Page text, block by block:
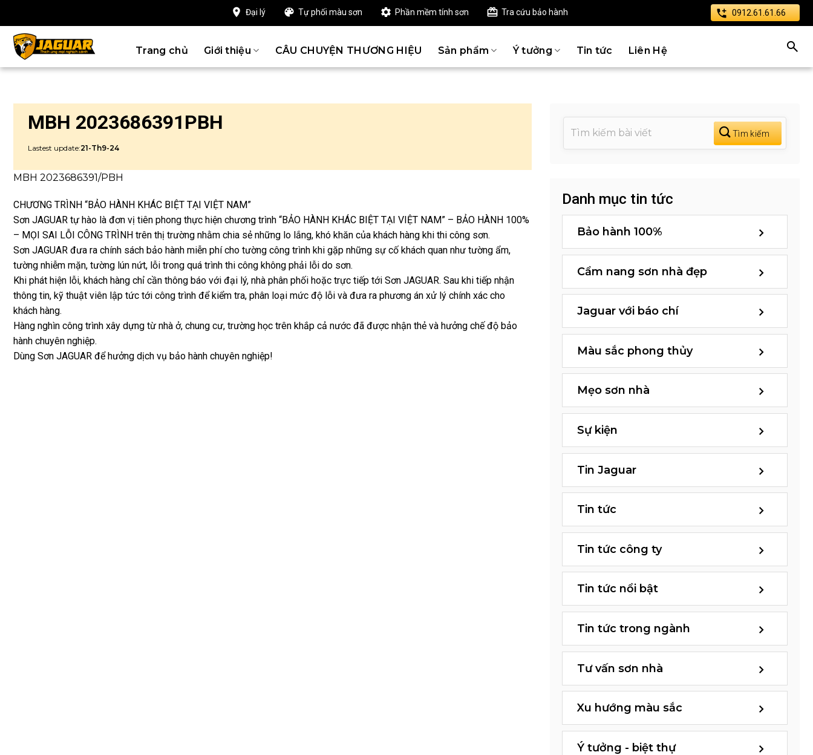
dung
Đại lý Tự phối màu sơn Phần mềm tính sơn Tra cứu bảo hành 0912.61.61.66
Trang chủ Giới thiệu CÂU CHUYỆN THƯƠNG HIỆU Sản phẩm Ý tưởng Tin tức Liên Hệ
MBH 2023686391PBH
Lastest update:21-Th9-24
MBH 2023686391/PBH
CHƯƠNG TRÌNH “BẢO HÀNH KHÁC BIỆT TẠI VIỆT NAM”
Sơn JAGUAR tự hào là đơn vị tiên phong thực hiện chương trình “BẢO HÀNH KHÁC BIỆT TẠI VIỆT NAM” – BẢO HÀNH 100%
– MỌI SAI LỖI CÔNG TRÌNH trên thị trường nhằm chia sẻ những lo lắng, khó khăn của khách hàng khi thi công sơn.
Sơn JAGUAR đưa ra chính sách bảo hành miễn phí cho tường công trình khi gặp những sự cố khách quan như tường ẩm,
tường nhiễm mặn, tường lún nứt, lỗi trong quá trình thi công không phải lỗi do sơn.
Khi phát hiện lỗi, khách hàng chỉ cần thông báo với đại lý, nhà phân phối hoặc trực tiếp tới Sơn JAGUAR. Sau khi tiếp nhận
thông tin, kỹ thuật viên lập tức tới công trình để kiểm tra, phân loại mức độ lỗi và đưa ra phương án xử lý chính xác cho
khách hàng.
Hàng nghìn công trình xây dựng từ nhà ở, chung cư, trường học trên khắp cả nước đã được nhận thẻ và hưởng chế độ bảo
hành chuyên nghiệp.
Dùng Sơn JAGUAR để hưởng dịch vụ bảo hành chuyên nghiệp!
Danh mục tin tức
Bảo hành 100%
Cẩm nang sơn nhà đẹp
Jaguar với báo chí
Màu sắc phong thủy
Mẹo sơn nhà
Sự kiện
Tin Jaguar
Tin tức
Tin tức công ty
Tin tức nổi bật
Tin tức trong ngành
Tư vấn sơn nhà
Xu hướng màu sắc
Ý tưởng - biệt thự